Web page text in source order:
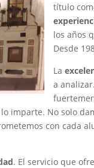
título
los años
Desde
La
a
imparte. No solo
con cada
. El servicio que